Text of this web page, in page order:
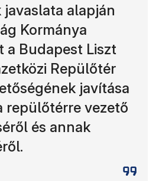
javaslata alapján
Kormánya
a Budapest Liszt
Repülőtér
javítása
repülőtérre vezető
és annak